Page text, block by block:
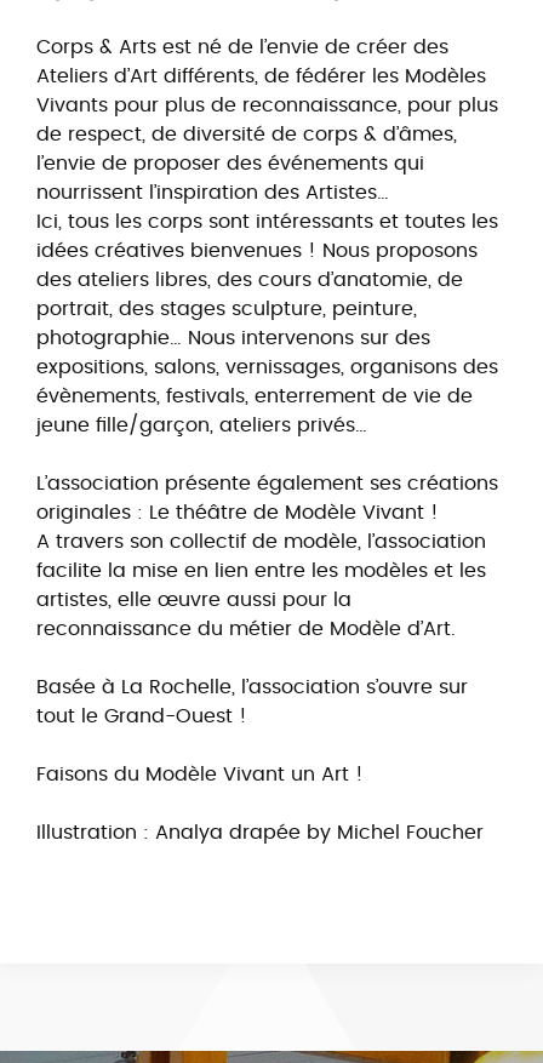
Corps & Arts est né de l’envie de créer des
Ateliers d’Art différents, de fédérer les Modèles
Vivants pour plus de reconnaissance, pour plus
de respect, de diversité de corps & d’âmes,
l’envie de proposer des événements qui
nourrissent l’inspiration des Artistes…
Ici, tous les corps sont intéressants et toutes les
idées créatives bienvenues ! Nous proposons
des ateliers libres, des cours d’anatomie, de
portrait, des stages sculpture, peinture,
photographie… Nous intervenons sur des
expositions, salons, vernissages, organisons des
évènements, festivals, enterrement de vie de
jeune fille/garçon, ateliers privés…
L’association présente également ses créations
originales : Le théâtre de Modèle Vivant !
A travers son collectif de modèle, l’association
facilite la mise en lien entre les modèles et les
artistes, elle œuvre aussi pour la
reconnaissance du métier de Modèle d’Art.
Basée à La Rochelle, l’association s’ouvre sur
tout le Grand-Ouest !
Faisons du Modèle Vivant un Art !
Illustration : Analya drapée by Michel Foucher